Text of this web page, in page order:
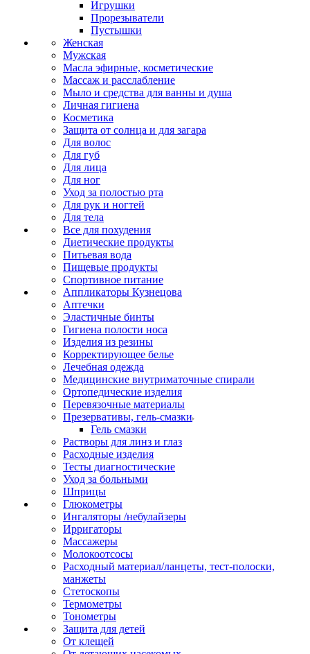
Игрушки
Прорезыватели
Пустышки
Женская
Мужская
Масла эфирные, косметические
Массаж и расслабление
Мыло и средства для ванны и душа
Личная гигиена
Косметика
Защита от солнца и для загара
Для волос
Для губ
Для лица
Для ног
Уход за полостью рта
Для рук и ногтей
Для тела
Все для похудения
Диетические продукты
Питьевая вода
Пищевые продукты
Спортивное питание
Аппликаторы Кузнецова
Аптечки
Эластичные бинты
Гигиена полости носа
Изделия из резины
Корректирующее белье
Лечебная одежда
Медицинские внутриматочные спирали
Ортопедические изделия
Перевязочные материалы
Презервативы, гель-смазки
Гель смазки
Растворы для линз и глаз
Расходные изделия
Тесты диагностические
Уход за больными
Шприцы
Глюкометры
Ингаляторы /небулайзеры
Ирригаторы
Массажеры
Молокоотсосы
Расходный материал/ланцеты, тест-полоски,
манжеты
Стетоскопы
Термометры
Тонометры
Защита для детей
От клещей